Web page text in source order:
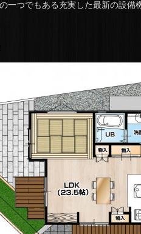
一つでもある充実した最新の設備